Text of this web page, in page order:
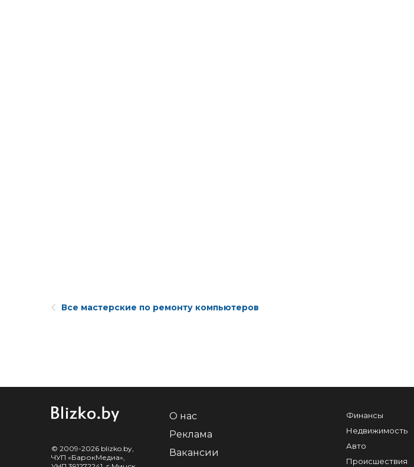
Все мастерские по ремонту компьютеров
© 2009-2026 blizko.by,
ЧУП «БарокМедиа»,
О нас
Реклама
Вакансии
Финансы
Недвижимость
Авто
Происшествия